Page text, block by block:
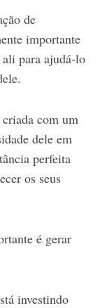
de
importante
ali para ajudá-lo
com um
dele em
perfeita
os seus
é gerar
investindo